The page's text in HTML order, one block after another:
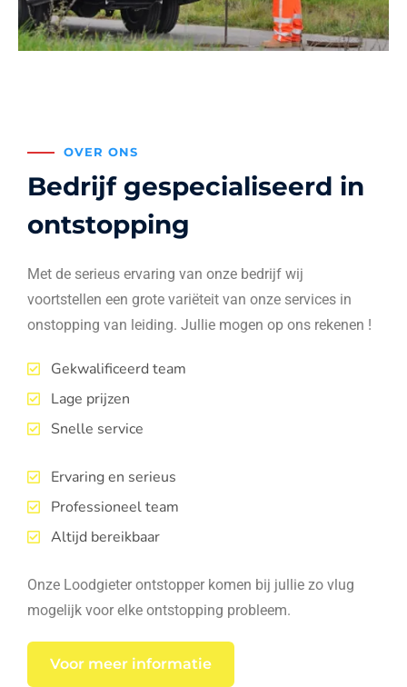
OVER ONS
Bedrijf gespecialiseerd in
ontstopping
Met de serieus ervaring van onze bedrijf wij
voortstellen een grote variëteit van onze services in
onstopping van leiding. Jullie mogen op ons rekenen !
Gekwalificeerd team
Lage prijzen
Snelle service
Ervaring en serieus
Professioneel team
Altijd bereikbaar
Onze Loodgieter ontstopper komen bij jullie zo vlug
mogelijk voor elke ontstopping probleem.
Voor meer informatie